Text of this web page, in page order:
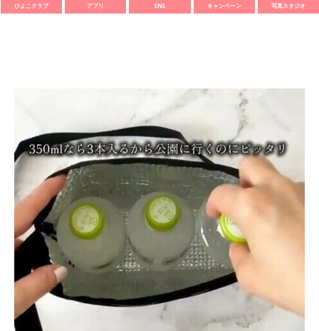
ひよこクラブ アプリ SNS キャンペーン 写真スタジオ